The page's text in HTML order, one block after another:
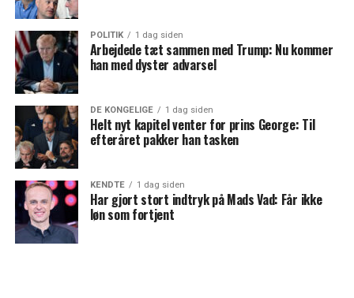
POLITIK 1 dag siden
Arbejdede tæt sammen med Trump: Nu kommer
han med dyster advarsel
DE KONGELIGE 1 dag siden
Helt nyt kapitel venter for prins George: Til
efteråret pakker han tasken
KENDTE 1 dag siden
Har gjort stort indtryk på Mads Vad: Får ikke
løn som fortjent